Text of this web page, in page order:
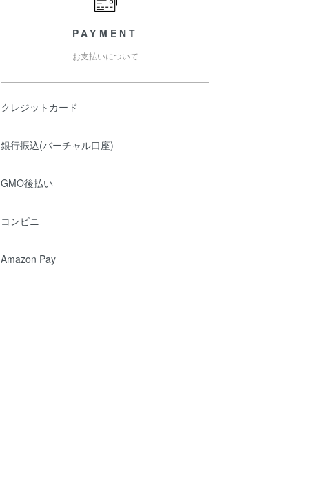
PAYMENT
お支払いについて
クレジットカード
銀行振込(バーチャル口座)
GMO後払い
コンビニ
Amazon Pay